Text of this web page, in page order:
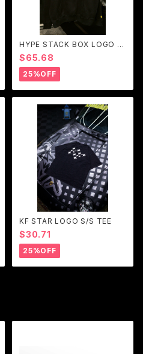
HYPE STACK BOX LOGO h
oodie
$65.68
25%OFF
KF STAR LOGO S/S TEE
$30.71
25%OFF